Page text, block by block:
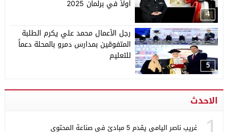
4
أولاً في برلمان 2025
5
رجل الأعمال محمد علي يكرم الطلبة
المتفوقين بمدارس دمرو بالمحلة دعماً
للتعليم
الاحدث
غريب ناصر اليامي يقدم 5 مبادئ في صناعة المحتوى